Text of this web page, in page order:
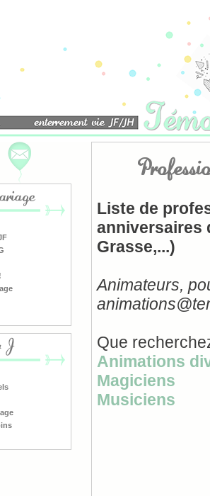
J
Liste de
anniversaires
Grasse,...)
Animateurs,
Que
Animations
Magiciens
Musiciens